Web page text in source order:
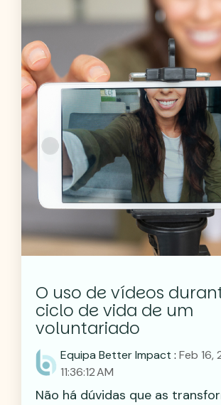
O uso de vídeos
ciclo de vida de um
voluntariado
Equipa Better Impact : Feb 16,
11:36:12 AM
Não há dúvidas que as